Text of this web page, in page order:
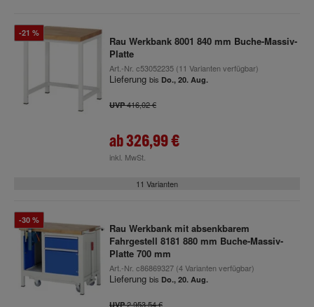
-21 %
Rau Werkbank 8001 840 mm Buche-Massiv-
Platte
Art.-Nr. c53052235(11 Varianten verfügbar)
Lieferung bis Do., 20. Aug.
UVP416,02 €
ab326,99 €
inkl. MwSt.
11 Varianten
-30 %
Rau Werkbank mit absenkbarem
Fahrgestell 8181 880 mm Buche-Massiv-
Platte 700 mm
Art.-Nr. c86869327(4 Varianten verfügbar)
Lieferung bis Do., 20. Aug.
UVP2.953,54 €